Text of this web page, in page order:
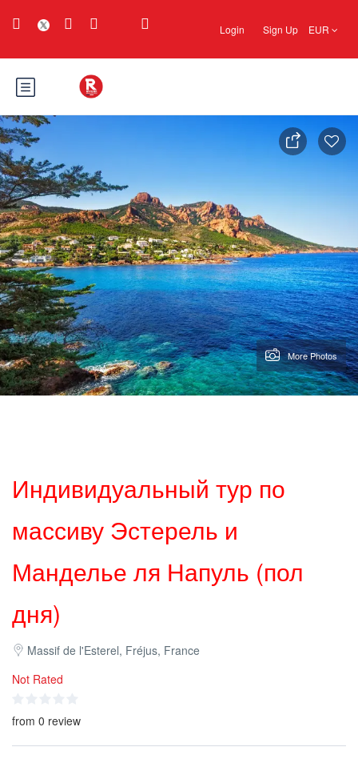
Login Sign Up EUR
More Photos
Индивидуальный тур по
массиву Эстерель и
Манделье ля Напуль (пол
дня)
Massif de l'Esterel, Fréjus, France
Not Rated
from 0 review